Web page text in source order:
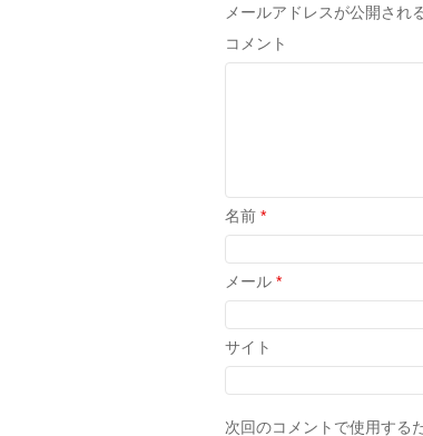
メールアドレスが公開され
コメント
名前 *
メール *
サイト
次回のコメントで使用する